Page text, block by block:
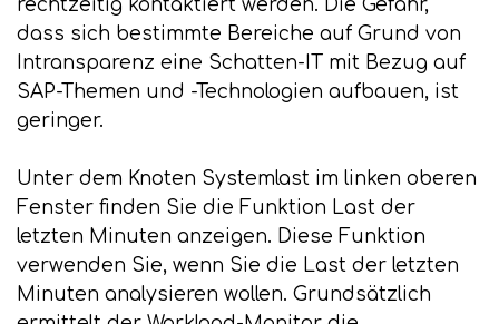
rechtzeitig kontaktiert werden. Die Gefahr,
dass sich bestimmte Bereiche auf Grund von
Intransparenz eine Schatten-IT mit Bezug auf
SAP-Themen und -Technologien aufbauen, ist
geringer.
Unter dem Knoten Systemlast im linken oberen
Fenster finden Sie die Funktion Last der
letzten Minuten anzeigen. Diese Funktion
verwenden Sie, wenn Sie die Last der letzten
Minuten analysieren wollen. Grundsätzlich